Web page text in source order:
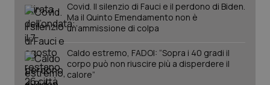
Covid. Il silenzio di Fauci e il perdono di Biden.
Ma il Quinto Emendamento non è
un’ammissione di colpa
Caldo estremo, FADOI: “Sopra i 40 gradi il
corpo può non riuscire più a disperdere il
calore”
tracking-sites-ironfish-
session-id
www.quotidianosanita.it
_ga